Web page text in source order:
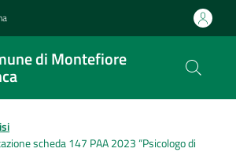
di Montefiore
evidenza
scheda 147 PAA 2023 “Psicologo di